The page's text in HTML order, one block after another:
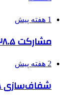
1 هفته پیش
مشارکت ۲۸.۵ همتی خیران در مدرسه‌سازی
2 هفته پیش
شفاف‌سازی ۲۸ میلیارد یورو تعهدات ارزی